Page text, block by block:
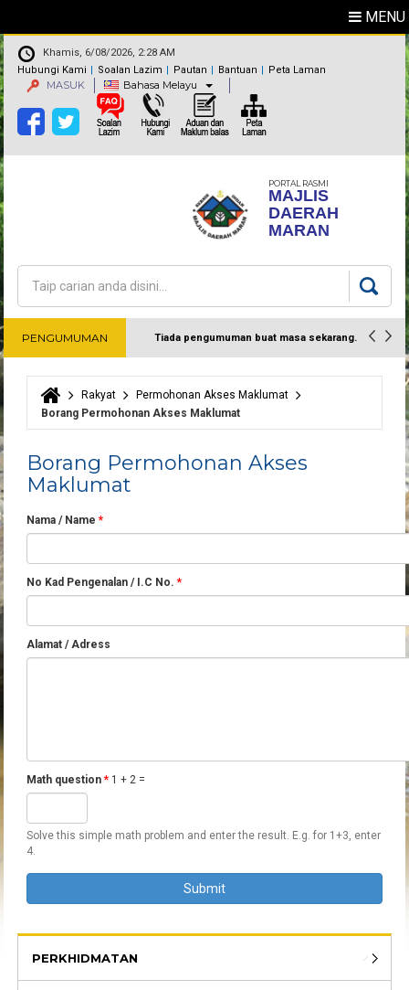
MENU
Khamis, 6/08/2026, 2:28 AM
Hubungi Kami
Soalan Lazim Pautan Bantuan Peta Laman
MASUK Bahasa Melayu
PORTAL RASMI
MAJLIS
DAERAH
MARAN
Borang carian
Carian
PENGUMUMAN Tiada pengumuman buat masa sekarang.
Harap maklum
Anda di sini
Rakyat
Permohonan Akses Maklumat
Borang Permohonan Akses Maklumat
Borang Permohonan Akses
Maklumat
Nama / Name*
No Kad Pengenalan / I.C No.*
Alamat / Adress
Math question* 1 + 2 =
Solve this simple math problem and enter the result. E.g. for 1+3, enter
4.
PERKHIDMATAN